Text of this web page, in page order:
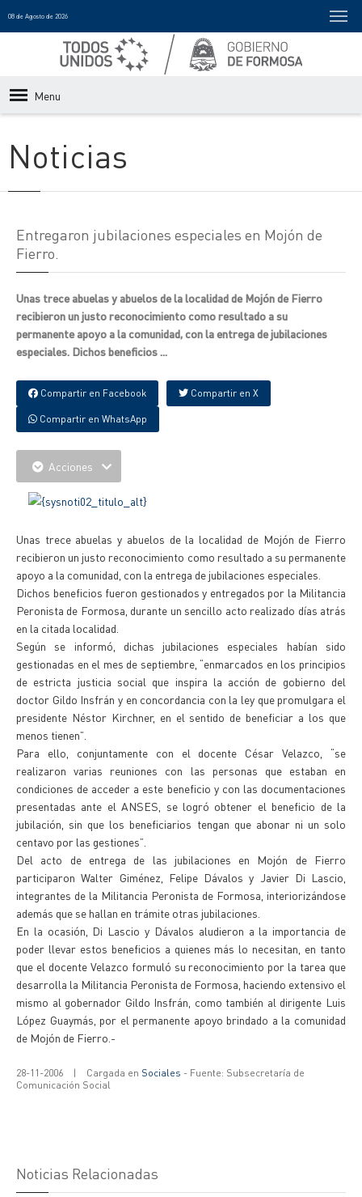
08 de Agosto de 2026
Menu
Noticias
Entregaron jubilaciones especiales en Mojón de
Fierro.
Unas trece abuelas y abuelos de la localidad de Mojón de Fierro
recibieron un justo reconocimiento como resultado a su
permanente apoyo a la comunidad, con la entrega de jubilaciones
especiales. Dichos beneficios ...
Compartir en Facebook Compartir en X
Compartir en WhatsApp
Acciones
Unas trece abuelas y abuelos de la localidad de Mojón de Fierro
recibieron un justo reconocimiento como resultado a su permanente
apoyo a la comunidad, con la entrega de jubilaciones especiales.
Dichos beneficios fueron gestionados y entregados por la Militancia
Peronista de Formosa, durante un sencillo acto realizado días atrás
en la citada localidad.
Según se informó, dichas jubilaciones especiales habían sido
gestionadas en el mes de septiembre, “enmarcados en los principios
de estricta justicia social que inspira la acción de gobierno del
doctor Gildo Insfrán y en concordancia con la ley que promulgara el
presidente Néstor Kirchner, en el sentido de beneficiar a los que
menos tienen”.
Para ello, conjuntamente con el docente César Velazco, “se
realizaron varias reuniones con las personas que estaban en
condiciones de acceder a este beneficio y con las documentaciones
presentadas ante el ANSES, se logró obtener el beneficio de la
jubilación, sin que los beneficiarios tengan que abonar ni un solo
centavo por las gestiones”.
Del acto de entrega de las jubilaciones en Mojón de Fierro
participaron Walter Giménez, Felipe Dávalos y Javier Di Lascio,
integrantes de la Militancia Peronista de Formosa, interiorizándose
además que se hallan en trámite otras jubilaciones.
En la ocasión, Di Lascio y Dávalos aludieron a la importancia de
poder llevar estos beneficios a quienes más lo necesitan, en tanto
que el docente Velazco formuló su reconocimiento por la tarea que
desarrolla la Militancia Peronista de Formosa, haciendo extensivo el
mismo al gobernador Gildo Insfrán, como también al dirigente Luis
López Guaymás, por el permanente apoyo brindado a la comunidad
de Mojón de Fierro.-
28-11-2006 | Cargada en Sociales - Fuente: Subsecretaría de
Comunicación Social
Noticias Relacionadas